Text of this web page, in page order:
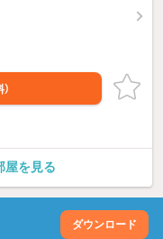
屋を見る
ダウンロード